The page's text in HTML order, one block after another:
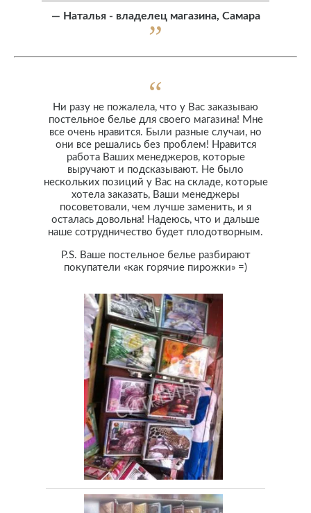
— Наталья - владелец магазина, Самара
Ни разу не пожалела, что у Вас заказываю
постельное белье для своего магазина! Мне
все очень нравится. Были разные случаи, но
они все решались без проблем! Нравится
работа Ваших менеджеров, которые
выручают и подсказывают. Не было
нескольких позиций у Вас на складе, которые
хотела заказать, Ваши менеджеры
посоветовали, чем лучше заменить, и я
осталась довольна! Надеюсь, что и дальше
наше сотрудничество будет плодотворным.
P.S. Ваше постельное белье разбирают
покупатели «как горячие пирожки» =)